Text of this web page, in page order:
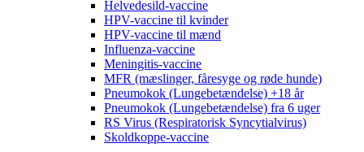
Helvedesild-vaccine
HPV-vaccine til kvinder
HPV-vaccine til mænd
Influenza-vaccine
Meningitis-vaccine
MFR (mæslinger, fåresyge og røde hunde)
Pneumokok (Lungebetændelse) +18 år
Pneumokok (Lungebetændelse) fra 6 uger
RS Virus (Respiratorisk Syncytialvirus)
Skoldkoppe-vaccine